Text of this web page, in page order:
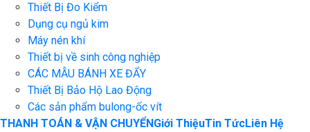
Thiết Bị Đo Kiểm
Dụng cụ ngủ kim
Máy nén khí
Thiết bị về sinh công nghiệp
CÁC MẪU BÁNH XE ĐẨY
Thiết Bị Bảo Hộ Lao Động
Các sản phẩm bulong-ốc vít
THANH TOÁN & VẬN CHUYỂNGiới ThiệuTin TứcLiên Hệ